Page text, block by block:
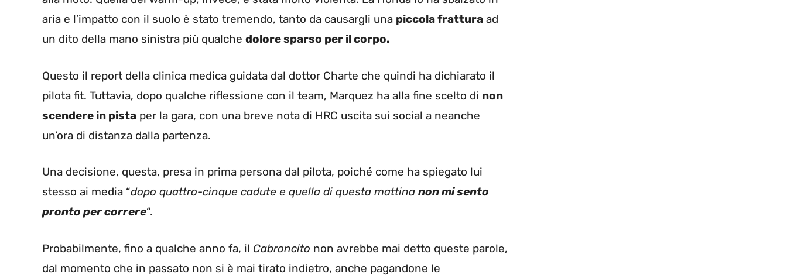
aria e l’impatto con il suolo è stato tremendo, tanto da causargli una piccola frattura ad
un dito della mano sinistra più qualche dolore sparso per il corpo.
Questo il report della clinica medica guidata dal dottor Charte che quindi ha dichiarato il
pilota fit. Tuttavia, dopo qualche riflessione con il team, Marquez ha alla fine scelto di non
scendere in pista per la gara, con una breve nota di HRC uscita sui social a neanche
un’ora di distanza dalla partenza.
Una decisione, questa, presa in prima persona dal pilota, poiché come ha spiegato lui
stesso ai media “dopo quattro-cinque cadute e quella di questa mattina non mi sento
pronto per correre“.
Probabilmente, fino a qualche anno fa, il Cabroncito non avrebbe mai detto queste parole,
dal momento che in passato non si è mai tirato indietro, anche pagandone le